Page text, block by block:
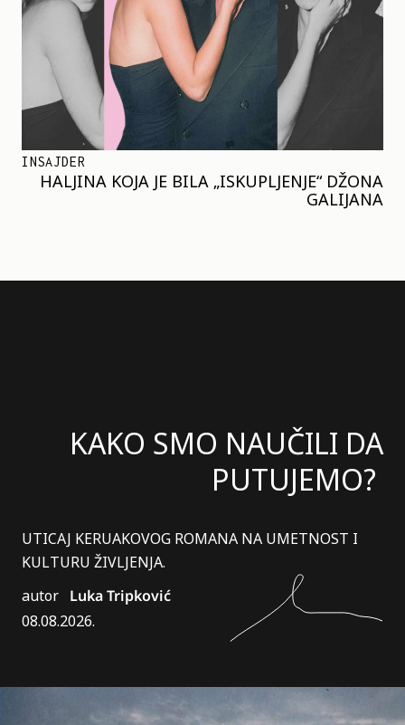
INSAJDER
HALJINA KOJA JE BILA „ISKUPLJENJE“ DŽONA
GALIJANA
KAKO SMO NAUČILI DA
PUTUJEMO?
UTICAJ KERUAKOVOG ROMANA NA UMETNOST I
KULTURU ŽIVLJENJA.
autor Luka Tripković
08.08.2026.